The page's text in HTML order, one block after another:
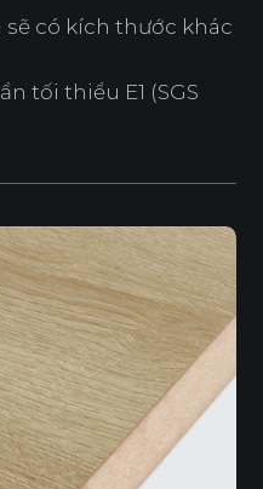
có kích thước khác
tối thiểu E1 (SGS